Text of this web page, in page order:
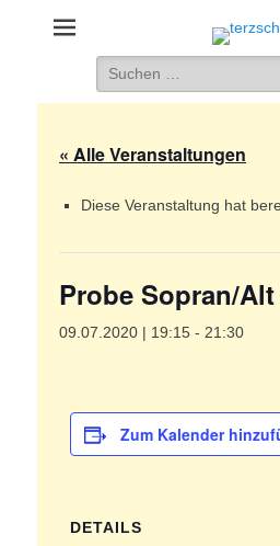
Gemischter Chor Hetzdorf e. V.
Suche
nach:
« Alle Veranstaltungen
Diese Veranstaltung hat
Probe Sopran/Alt
09.07.2020 | 19:15 - 21:30
Zum Kalender
DETAILS